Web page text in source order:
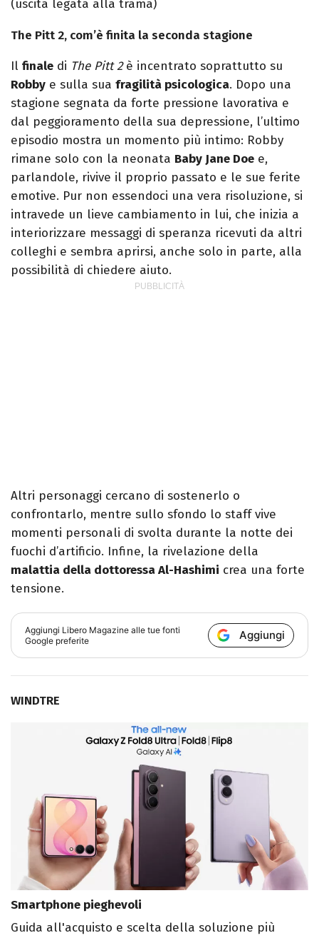
(uscita legata alla trama)
The Pitt 2, com’è finita la seconda stagione
Il finale di The Pitt 2è incentrato soprattutto su
Robby e sulla sua fragilità psicologica. Dopo una
stagione segnata da forte pressione lavorativa e
dal peggioramento della sua depressione, l’ultimo
episodio mostra un momento più intimo: Robby
rimane solo con la neonata Baby Jane Doe e,
parlandole, rivive il proprio passato e le sue ferite
emotive. Pur non essendoci una vera risoluzione, si
intravede un lieve cambiamento in lui, che inizia a
interiorizzare messaggi di speranza ricevuti da altri
colleghi e sembra aprirsi, anche solo in parte, alla
possibilità di chiedere aiuto.
Altri personaggi cercano di sostenerlo o
confrontarlo, mentre sullo sfondo lo staff vive
momenti personali di svolta durante la notte dei
fuochi d’artificio. Infine, la rivelazione della
malattia della dottoressa Al-Hashimi crea una forte
tensione.
Aggiungi Libero Magazine alle tue fonti
Google preferite
Aggiungi
WINDTRE
Smartphone pieghevoli
Guida all'acquisto e scelta della soluzione più